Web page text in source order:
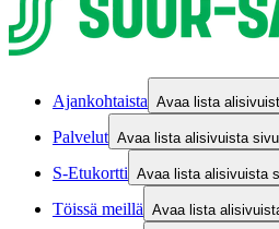
Ajankohtaista Avaa lista
Palvelut Avaa lista alisivuista
S-Etukortti Avaa lista alisivuista
Töissä meillä Avaa lista